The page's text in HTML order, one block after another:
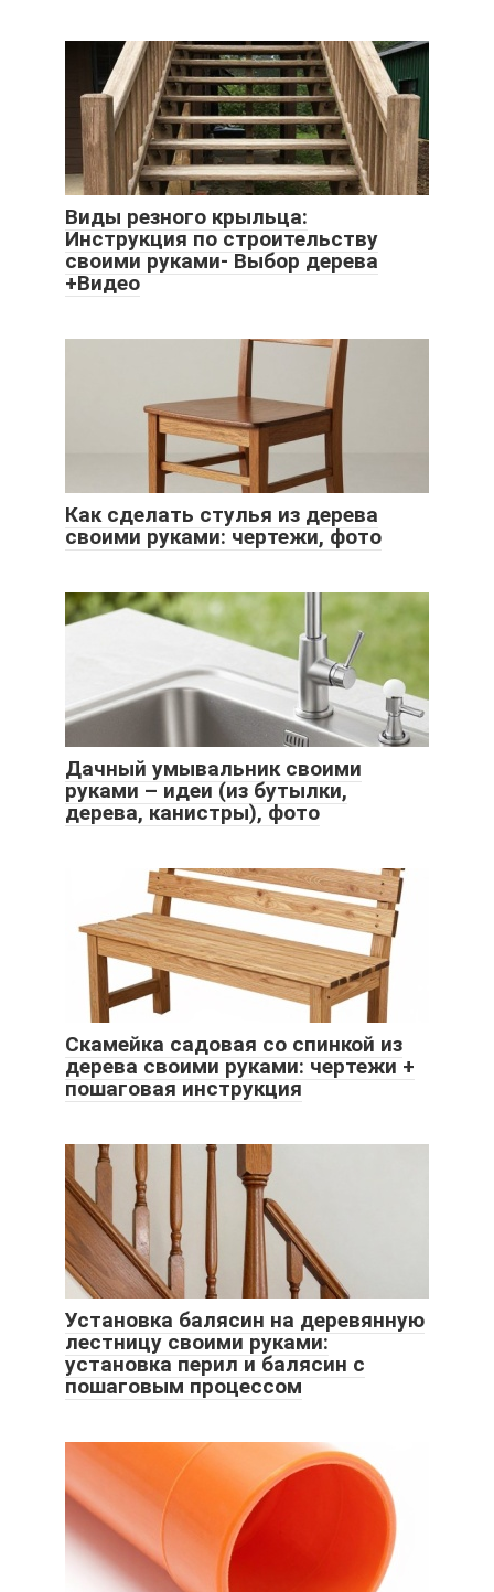
Виды резного крыльца:
Инструкция по строительству
своими руками- Выбор дерева
+Видео
Как сделать стулья из дерева
своими руками: чертежи, фото
Дачный умывальник своими
руками – идеи (из бутылки,
дерева, канистры), фото
Скамейка садовая со спинкой из
дерева своими руками: чертежи +
пошаговая инструкция
Установка балясин на деревянную
лестницу своими руками:
установка перил и балясин с
пошаговым процессом